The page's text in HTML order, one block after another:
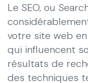
Le SEO, ou
votre site web
qui influencent
résultats de
des techniques